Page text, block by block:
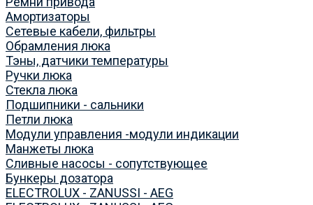
Амортизаторы
Сетевые кабели, фильтры
Обрамления люка
Тэны, датчики температуры
Ручки люка
Стекла люка
Подшипники - сальники
Петли люка
Модули управления -модули индикации
Манжеты люка
Сливные насосы - сопутствующее
Бункеры дозатора
ELECTROLUX - ZANUSSI - AEG